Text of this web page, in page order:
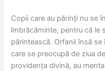
Copii care au părinți nu se
îmbrăcăminte, pentru că le
părintească. Orfanii însă
care se preocupă de ziua
providența divină, au